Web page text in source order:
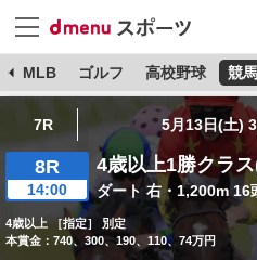
MLB ゴルフ 高校野球 競馬
7R 5月13日(土)
8R
14:00
4歳以上1勝クラ
ダート 右・1,200m 16
4歳以上 ［指定］ 別定
本賞金：740、300、190、110、74万円